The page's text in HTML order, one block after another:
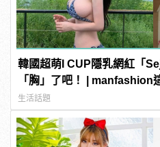
韓國超萌I CUP隱乳網紅「
「胸」了吧！ | manfashion
生活話題